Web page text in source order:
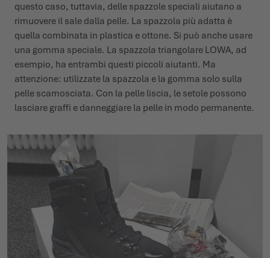
questo caso, tuttavia, delle spazzole speciali aiutano a
rimuovere il sale dalla pelle. La spazzola più adatta è
quella combinata in plastica e ottone. Si può anche usare
una gomma speciale. La spazzola triangolare LOWA, ad
esempio, ha entrambi questi piccoli aiutanti. Ma
attenzione: utilizzate la spazzola e la gomma solo sulla
pelle scamosciata. Con la pelle liscia, le setole possono
lasciare graffi e danneggiare la pelle in modo permanente.